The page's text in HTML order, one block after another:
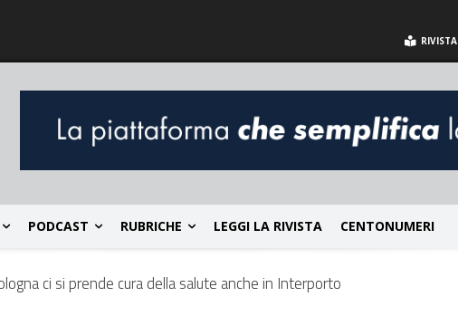
RIVISTA
PODCAST RUBRICHE LEGGI LA RIVISTA CENTONUMERI
ci si prende cura della salute anche in Interporto